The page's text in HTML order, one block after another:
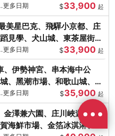
多日期 $33,900 起
美星巴克、飛驒小京都、庄
見學、犬山城、東茶屋街、
多日期 $33,900 起
伊勢神宮、串本海中公
、黑潮市場、和歌山城、伊
多日期 $35,900 起
澤兼六園、庄川峽遊船、
海鮮市場、金箔冰淇淋、鰻